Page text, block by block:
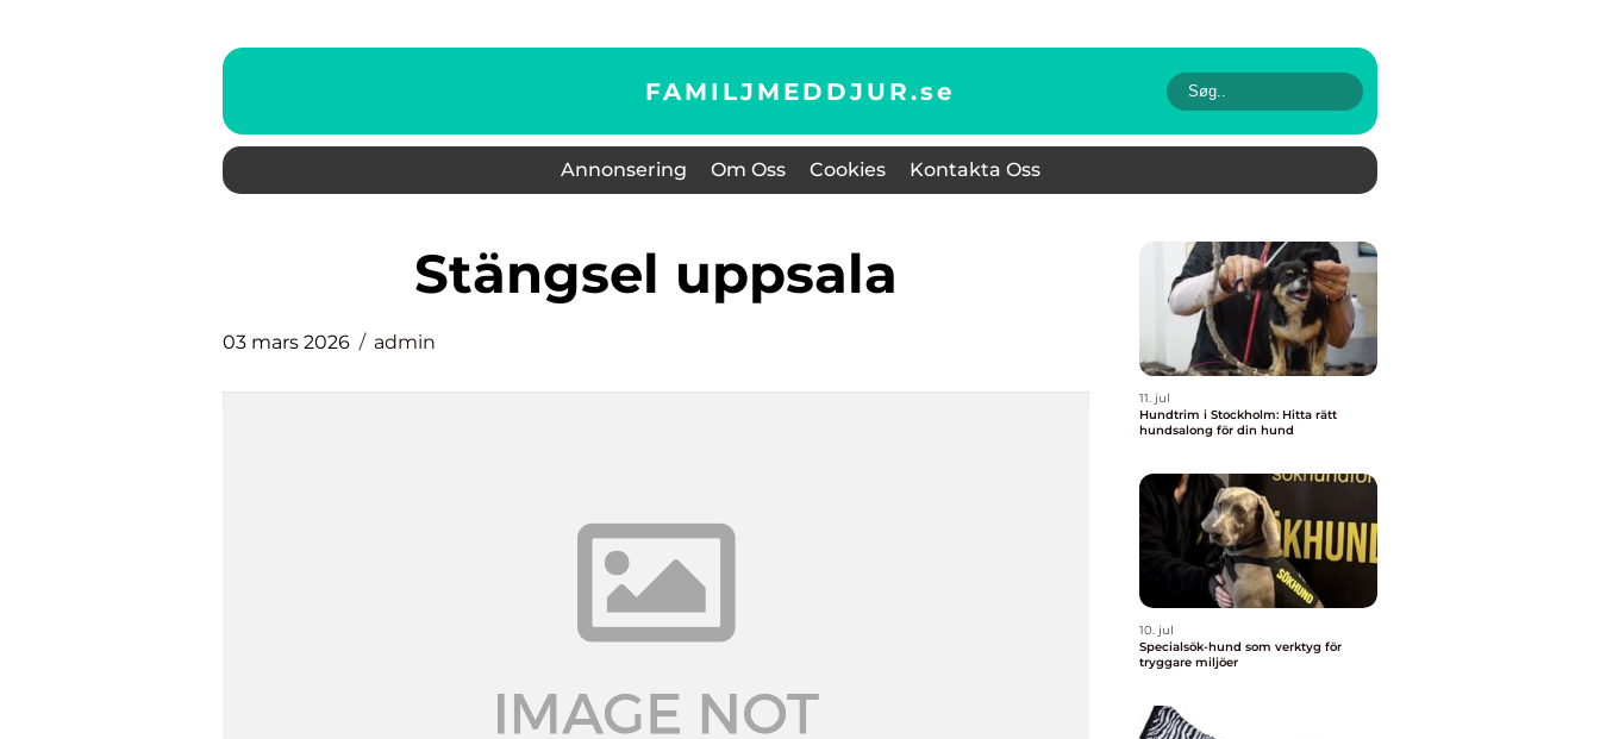
FAMILJMEDDJUR.se
Annonsering Om Oss Cookies Kontakta Oss
stängsel uppsala
03 mars 2026 admin
11. jul
Hundtrim i Stockholm: Hitta rätt
hundsalong för din hund
10. jul
Specialsök-hund som verktyg för
tryggare miljöer